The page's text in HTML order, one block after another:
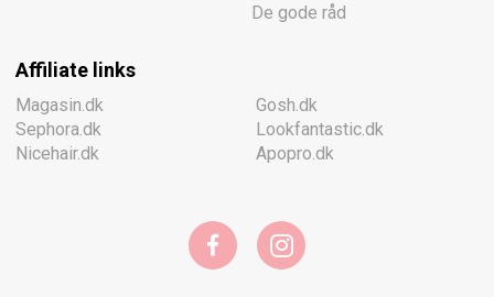
De gode råd
Affiliate links
Magasin.dk
Sephora.dk
Nicehair.dk
Gosh.dk
Lookfantastic.dk
Apopro.dk